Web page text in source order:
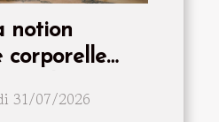
notion
corporelle
31/07/2026